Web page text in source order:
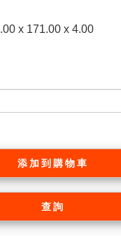
x 171.00 x 4.00
添加到購物車
查詢